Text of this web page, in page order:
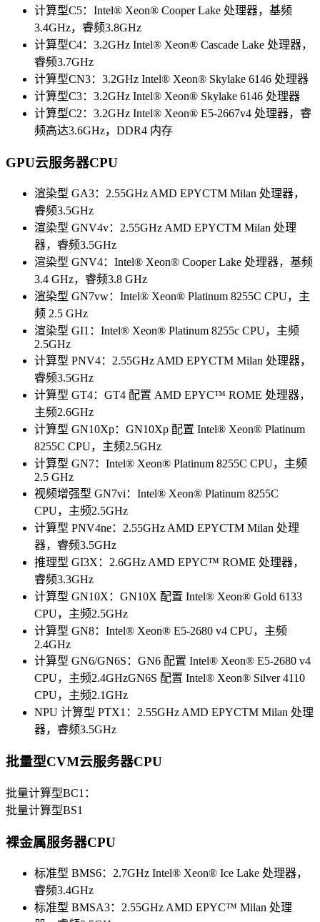
计算型C5：Intel® Xeon® Cooper Lake 处理器，基频
3.4GHz，睿频3.8GHz
计算型C4：3.2GHz Intel® Xeon® Cascade Lake 处理器，
睿频3.7GHz
计算型CN3：3.2GHz Intel® Xeon® Skylake 6146 处理器
计算型C3：3.2GHz Intel® Xeon® Skylake 6146 处理器
计算型C2：3.2GHz Intel® Xeon® E5-2667v4 处理器，睿
频高达3.6GHz，DDR4 内存
GPU云服务器CPU
渲染型 GA3：2.55GHz AMD EPYCTM Milan 处理器，
睿频3.5GHz
渲染型 GNV4v：2.55GHz AMD EPYCTM Milan 处理
器，睿频3.5GHz
渲染型 GNV4：Intel® Xeon® Cooper Lake 处理器，基频
3.4 GHz，睿频3.8 GHz
渲染型 GN7vw：Intel® Xeon® Platinum 8255C CPU，主
频 2.5 GHz
渲染型 GI1：Intel® Xeon® Platinum 8255c CPU，主频
2.5GHz
计算型 PNV4：2.55GHz AMD EPYCTM Milan 处理器，
睿频3.5GHz
计算型 GT4：GT4 配置 AMD EPYC™ ROME 处理器，
主频2.6GHz
计算型 GN10Xp：GN10Xp 配置 Intel® Xeon® Platinum
8255C CPU，主频2.5GHz
计算型 GN7：Intel® Xeon® Platinum 8255C CPU，主频
2.5 GHz
视频增强型 GN7vi：Intel® Xeon® Platinum 8255C
CPU，主频2.5GHz
计算型 PNV4ne：2.55GHz AMD EPYCTM Milan 处理
器，睿频3.5GHz
推理型 GI3X：2.6GHz AMD EPYC™ ROME 处理器，
睿频3.3GHz
计算型 GN10X：GN10X 配置 Intel® Xeon® Gold 6133
CPU，主频2.5GHz
计算型 GN8：Intel® Xeon® E5-2680 v4 CPU，主频
2.4GHz
计算型 GN6/GN6S：GN6 配置 Intel® Xeon® E5-2680 v4
CPU，主频2.4GHzGN6S 配置 Intel® Xeon® Silver 4110
CPU，主频2.1GHz
NPU 计算型 PTX1：2.55GHz AMD EPYCTM Milan 处理
器，睿频3.5GHz
批量型CVM云服务器CPU
批量计算型BC1：
批量计算型BS1
裸金属服务器CPU
标准型 BMS6：2.7GHz Intel® Xeon® Ice Lake 处理器，
睿频3.4GHz
标准型 BMSA3：2.55GHz AMD EPYC™ Milan 处理